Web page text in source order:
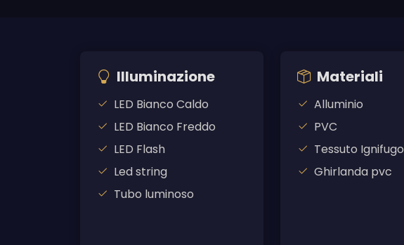
Illuminazione
LED Bianco Caldo
LED Bianco Freddo
LED Flash
Led string
Tubo luminoso
Materiali
Alluminio
PVC
Tessuto Ignifugo
Ghirlanda pvc